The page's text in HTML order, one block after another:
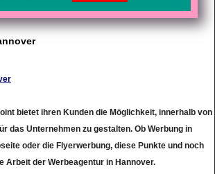
bietet ihren Kunden die Möglichkeit, innerhalb von
das Unternehmen zu gestalten. Ob Werbung in
oder die Flyerwerbung, diese Punkte und noch
Arbeit der Werbeagentur in Hannover.